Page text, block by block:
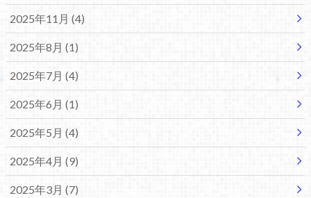
2025年11月 (4)
2025年8月 (1)
2025年7月 (4)
2025年6月 (1)
2025年5月 (4)
2025年4月 (9)
2025年3月 (7)